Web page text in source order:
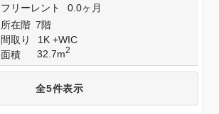
フリーレント
0.0ヶ月
所在階 7階
間取り
1K +WIC
面積
32.7m2
全5件表示